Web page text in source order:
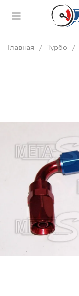
Главная Турбо